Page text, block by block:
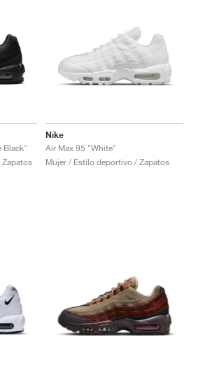
Black"
Nike
Air Max 95 "White"
Mujer / Estilo deportivo / Zapatos